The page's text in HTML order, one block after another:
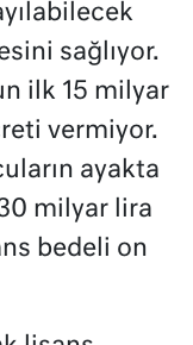
sağlıyor.
ilk 15 milyar
vermiyor.
ayakta
milyar lira
bedeli on